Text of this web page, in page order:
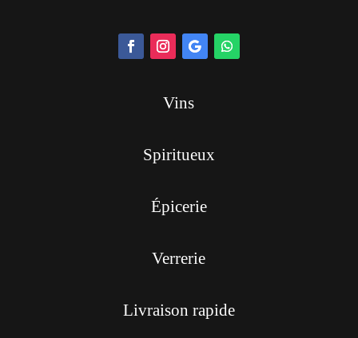
Vins
Spiritueux
Épicerie
Verrerie
Livraison rapide